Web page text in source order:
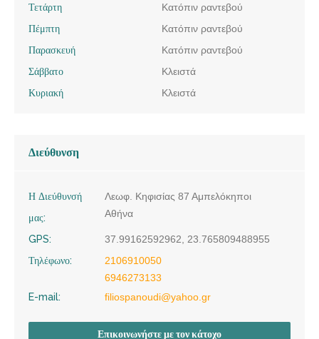
Τετάρτη
Κατόπιν ραντεβού
Πέμπτη
Κατόπιν ραντεβού
Παρασκευή
Κατόπιν ραντεβού
Σάββατο
Κλειστά
Κυριακή
Κλειστά
Διεύθυνση
Η Διεύθυνσή
μας:
Λεωφ. Κηφισίας 87 Αμπελόκηποι
Αθήνα
GPS:
37.99162592962, 23.765809488955
Τηλέφωνο:
2106910050
6946273133
E-mail:
filiospanoudi@yahoo.gr
Επικοινωνήστε με τον κάτοχο